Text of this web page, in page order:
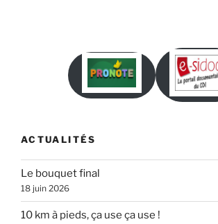
ACTUALITÉS
Le bouquet final
18 juin 2026
10 km à pieds, ça use ça use !